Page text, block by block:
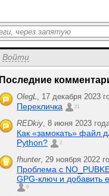
Войти
Последние
OlegL, 17 декабря 2023
Перекличка 21
REDkiy, 8 июня 2023
Как «замокать» файл
Python?
2
fhunter, 29 ноября 2022
Проблема с
GPG-ключ и добавить
6